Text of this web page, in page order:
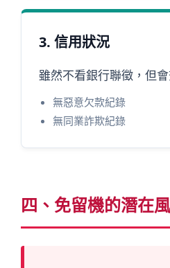
3. 信用狀況
雖然不看銀行聯徵，但
無惡意欠款紀錄
無同業詐欺紀錄
四、免留機的潛在